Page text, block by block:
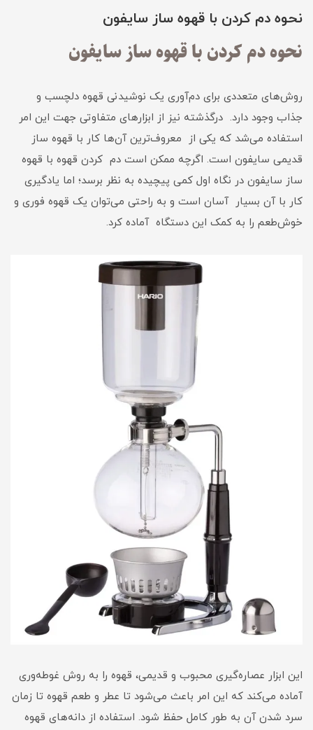
نحوه دم کردن با قهوه ساز سایفون
نحوه دم کردن با قهوه ساز سایفون
روش‌های متعددی برای دم‌آوری یک نوشیدنی قهوه دلچسب و
جذاب وجود دارد. درگذشته نیز از ابزارهای متفاوتی جهت این امر
استفاده می‌شد که یکی از معروف‌ترین آن‌ها کار با قهوه ساز
قدیمی سایفون است. اگرچه ممکن است دم کردن قهوه با قهوه
ساز سایفون در نگاه اول کمی پیچیده به نظر برسد؛ اما یادگیری
کار با آن بسیار آسان است و به ‌راحتی می‌توان یک قهوه فوری و
خوش‌طعم را به کمک این دستگاه آماده کرد.
این ابزار عصاره‌گیری محبوب و قدیمی، قهوه را به روش غوطه‌وری
آماده می‌کند که این امر باعث می‌شود تا عطر و طعم قهوه تا زمان
سرد شدن آن به طور کامل حفظ شود. استفاده از دانه‌های قهوه